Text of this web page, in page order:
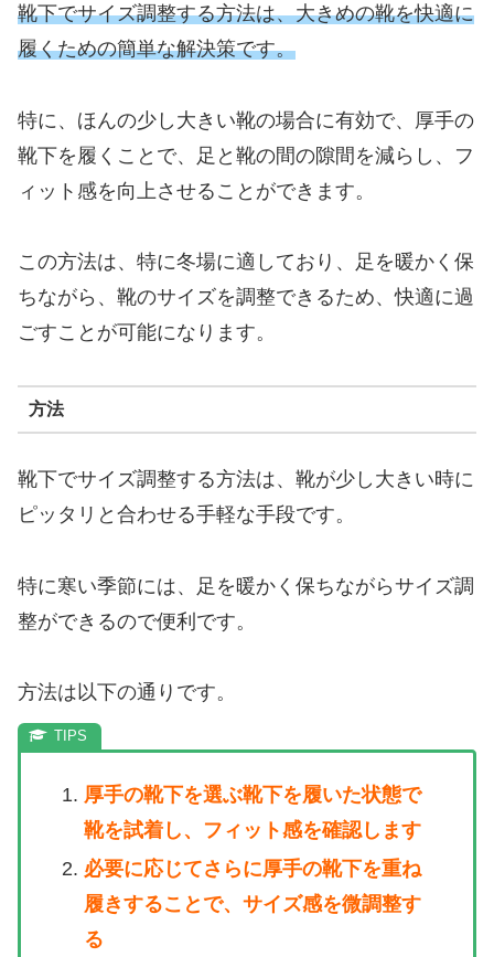
靴下でサイズ調整する方法は、大きめの靴を快適に
履くための簡単な解決策です。
特に、ほんの少し大きい靴の場合に有効で、厚手の
靴下を履くことで、足と靴の間の隙間を減らし、フ
ィット感を向上させることができます。
この方法は、特に冬場に適しており、足を暖かく保
ちながら、靴のサイズを調整できるため、快適に過
ごすことが可能になります。
方法
靴下でサイズ調整する方法は、靴が少し大きい時に
ピッタリと合わせる手軽な手段です。
特に寒い季節には、足を暖かく保ちながらサイズ調
整ができるので便利です。
方法は以下の通りです。
厚手の靴下を選ぶ靴下を履いた状態で
靴を試着し、フィット感を確認します
必要に応じてさらに厚手の靴下を重ね
履きすることで、サイズ感を微調整す
る